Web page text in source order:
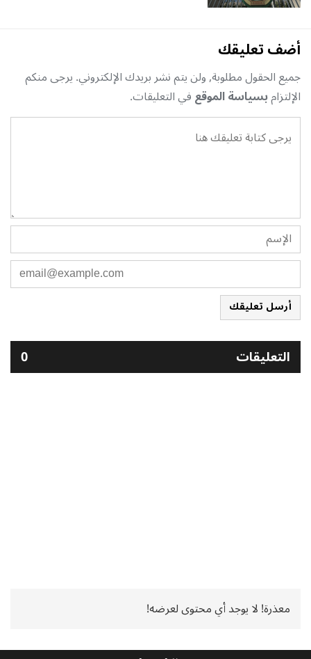
أضف تعليقك
جميع الحقول مطلوبة, ولن يتم نشر بريدك الإلكتروني. يرجى منكم
الإلتزامبسياسة الموقعفي التعليقات.
أرسل تعليقك
التعليقات 0
معذرة! لا يوجد أي محتوى لعرضه!